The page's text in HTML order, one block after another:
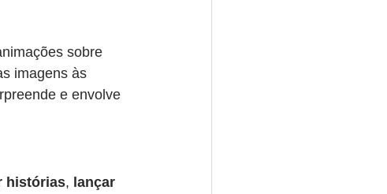
sobre
imagens às
e envolve
histórias, lançar